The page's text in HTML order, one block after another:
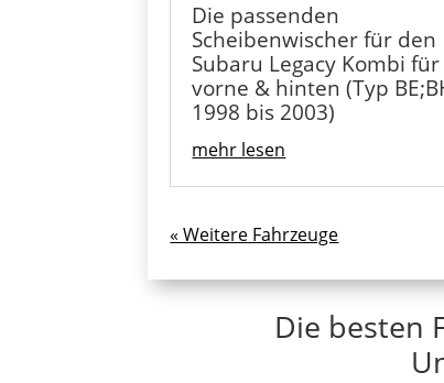
Die passenden
Scheibenwischer für den
Subaru Legacy Kombi für
vorne & hinten (Typ
1998 bis 2003)
mehr lesen
Die besten